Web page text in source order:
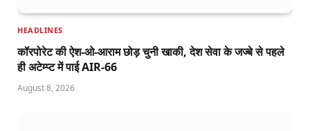
HEADLINES
कॉरपोरेट की ऐश-ओ-आराम छोड़ चुनी खाकी, देश सेवा के जज्बे से पहले
ही अटेम्प्ट में पाई AIR-66
August 8, 2026